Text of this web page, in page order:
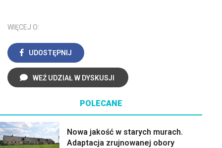
WIĘCEJ O:
UDOSTĘPNIJ
WEŹ UDZIAŁ W DYSKUSJI
POLECANE
Nowa jakość w starych murach.
Adaptacja zrujnowanej obory